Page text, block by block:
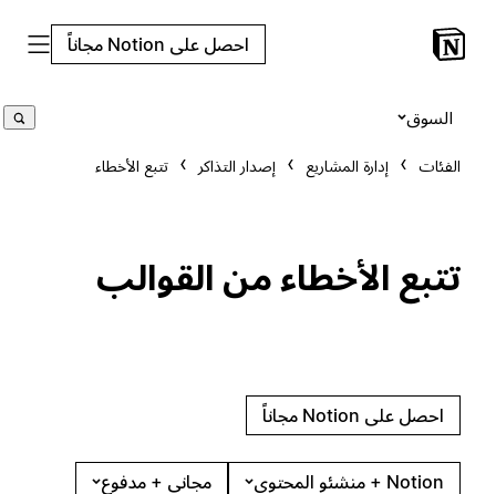
احصل على Notion مجاناً
السوق
الفئات إدارة المشاريع إصدار التذاكر تتبع الأخطاء
تتبع الأخطاء من القوالب
احصل على Notion مجاناً
Notion + منشئو المحتوى
مجاني + مدفوع